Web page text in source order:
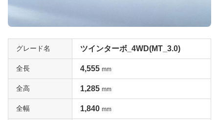
グレード名 ツインターボ_4WD(MT_3.0)
全長 4,555 mm
全高 1,285 mm
全幅 1,840 mm